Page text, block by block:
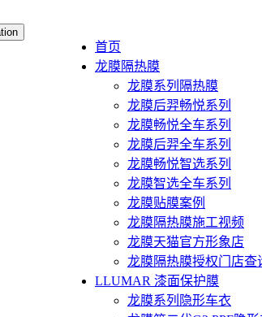
首页
龙膜隔热膜
龙膜系列隔热膜
龙膜后羿畅悦系列
龙膜畅悦全车系列
龙膜后羿全车系列
龙膜畅悦智选系列
龙膜智选全车系列
龙膜贴膜案例
龙膜隔热膜施工视频
龙膜天猫官方形象店
龙膜隔热膜授权门店查
LLUMAR 漆面保护膜
龙膜系列隐形车衣